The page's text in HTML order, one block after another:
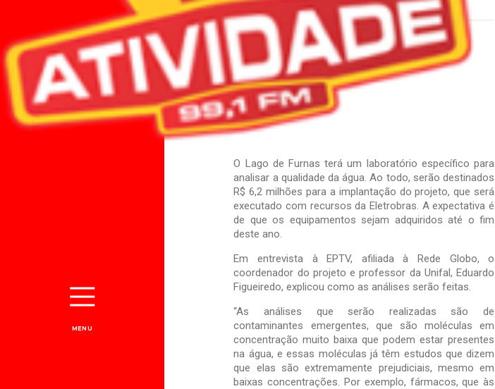
MENU
O Lago de Furnas terá um laboratório específico para
analisar a qualidade da água. Ao todo, serão destinados
R$ 6,2 milhões para a implantação do projeto, que será
executado com recursos da Eletrobras. A expectativa é
de que os equipamentos sejam adquiridos até o fim
deste ano.
Em entrevista à EPTV, afiliada à Rede Globo, o
coordenador do projeto e professor da Unifal, Eduardo
Figueiredo, explicou como as análises serão feitas.
“As análises que serão realizadas são de
contaminantes emergentes, que são moléculas em
concentração muito baixa que podem estar presentes
na água, e essas moléculas já têm estudos que dizem
que elas são extremamente prejudiciais, mesmo em
baixas concentrações. Por exemplo, fármacos, que às